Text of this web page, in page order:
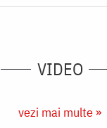
VIDEO
vezi mai multe »